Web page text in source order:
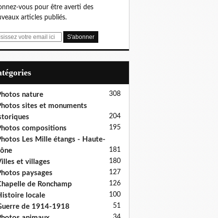
vous pour être averti des
articles publiés.
nature 308
sites et monuments
204
compositions 195
Les Mille étangs - Haute-
181
et villages 180
paysages 127
de Ronchamp 126
locale 100
de 1914-1918 51